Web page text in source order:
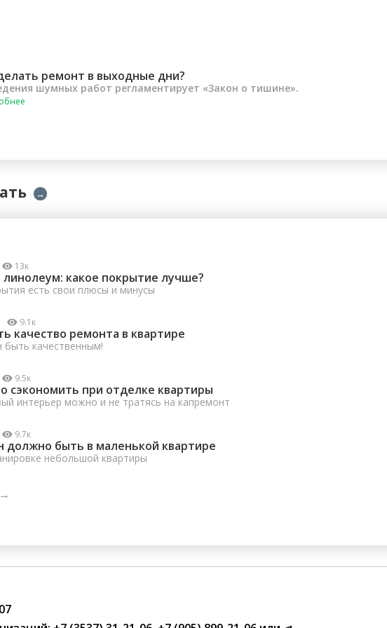
ремонт в выходные дни?
шумных работ регламентирует «Закон о тишине».
→
13к
какое покрытие лучше?
есть свои плюсы и минусы
9.1к
качество ремонта в квартире
качественным!
9.5к
сэкономить при отделке квартиры
интерьер можно и не тратясь на капремонт
9.7к
должно быть в маленькой квартире
небольшой квартиры